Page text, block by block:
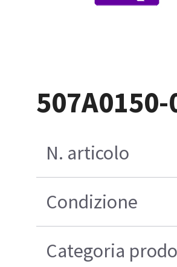
507A0150-
N. articolo
Condizione
Categoria